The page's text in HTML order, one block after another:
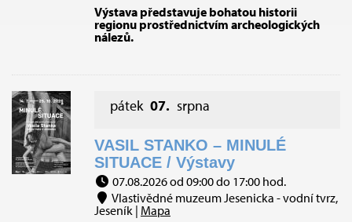
Výstava představuje bohatou historii
regionu prostřednictvím archeologických
nálezů.
pátek 07. srpna
VASIL STANKO – MINULÉ
SITUACE / Výstavy
07.08.2026 od 09:00 do 17:00 hod.
Vlastivědné muzeum Jesenicka - vodní tvrz,
Jeseník | Mapa